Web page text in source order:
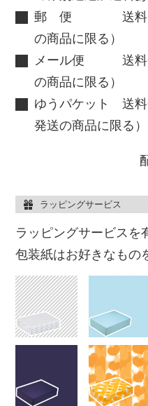
郵 便 送料110
の商品に限る）
メール便 送料一
の商品に限る）
ゆうパケット 送料
発送の商品に限る）
ラッピングサービス
ラッピングサービスを
包装紙はお好きなもの